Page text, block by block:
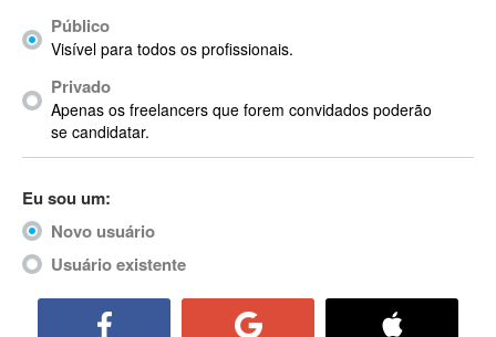
Acrobat X
ACT
Actian
Actimize
ActionScript 3
Active Directory
ActiveCollab
ActiveX
ActiveX Data Objects (ADO)
Público
Visível para todos os profissionais.
Privado
Apenas os freelancers que forem convidados poderão
se candidatar.
Eu sou um:
Novo usuário
Usuário existente